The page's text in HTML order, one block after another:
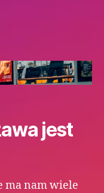
jest
ma nam wiele